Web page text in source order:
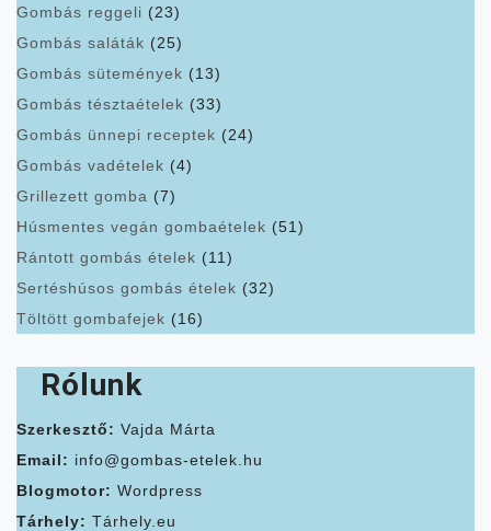
Gombás reggeli (23)
Gombás saláták (25)
Gombás sütemények (13)
Gombás tésztaételek (33)
Gombás ünnepi receptek (24)
Gombás vadételek (4)
Grillezett gomba (7)
Húsmentes vegán gombaételek (51)
Rántott gombás ételek (11)
Sertéshúsos gombás ételek (32)
Töltött gombafejek (16)
Rólunk
Szerkesztő: Vajda Márta
Email: info@gombas-etelek.hu
Blogmotor: Wordpress
Tárhely: Tárhely.eu